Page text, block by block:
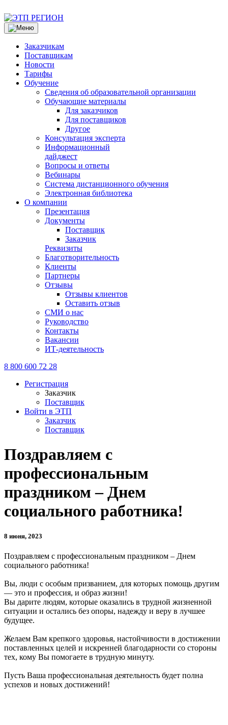
Заказчикам
Поставщикам
Новости
Тарифы
Обучение
Сведения об образовательной организации
Обучающие материалы
Для заказчиков
Для поставщиков
Другое
Консультация эксперта
Информационный
дайджест
Вопросы и ответы
Вебинары
Система дистанционного обучения
Электронная библиотека
О компании
Презентация
Документы
Поставщик
Заказчик
Реквизиты
Благотворительность
Клиенты
Партнеры
Отзывы
Отзывы клиентов
Оставить отзыв
СМИ о нас
Руководство
Контакты
Вакансии
ИТ-деятельность
8 800 600 72 28
Регистрация
Заказчик
Поставщик
Войти в ЭТП
Заказчик
Поставщик
Поздравляем с
профессиональным
праздником – Днем
социального работника!
8 июня, 2023
Поздравляем с профессиональным праздником – Днем
социального работника!
Вы, люди с особым призванием, для которых помощь другим
— это и профессия, и образ жизни!
Вы дарите людям, которые оказались в трудной жизненной
ситуации и остались без опоры, надежду и веру в лучшее
будущее.
Желаем Вам крепкого здоровья, настойчивости в достижении
поставленных целей и искренней благодарности со стороны
тех, кому Вы помогаете в трудную минуту.
Пусть Ваша профессиональная деятельность будет полна
успехов и новых достижений!